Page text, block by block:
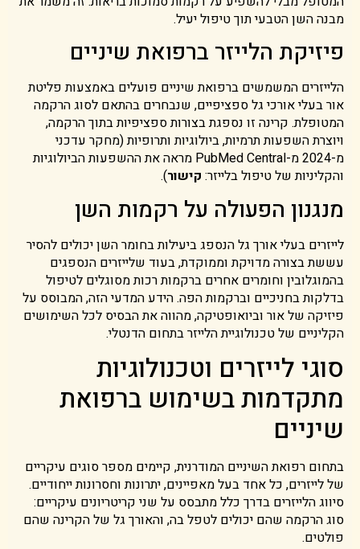
מבנה השן הטבעי תוך טיפול יעיל.
פיזיקת הלייזר ברפואת שיניים
הלייזרים המשמשים ברפואת שיניים פועלים באמצעות פליטת
אור בעלי אורכי גל ספציפיים, שנבחרים בהתאם לסוג הרקמה
המטופלת. קרינה זו נספגת בצורות ספציפיות בתוך הרקמה,
ויוצרת השפעות תרמיות, ביולוגיות ותרופיות (מחקר עדכני
מ-2024 מ-PubMed Central מראה את ההשפעות הביולוגיות
והקליניות של טיפול בלייזר: קישור).
מנגנון הפעולה על רקמות השן
לייזרים בעלי אורך גל הנספג ביעילות בחומר השן יכולים להסיר
עששת בצורה מדויקת וממוקדת, בעוד שלייזרים הנספגים
בהמוגלובין וחומרים אחרים ברקמות רכות מסוגלים לטיפול
בדלקות בחניכיים וברקמות הפה. הידע המדעי הזה, המבוסס על
פיזיקה של אור וביואופטיקה, מהווה את הבסיס לכל השימושים
הקליניים של טכנולוגיית הלייזר בתחום הדנטלי.
סוגי לייזרים וטכנולוגיות
מתקדמות בשימוש ברפואת
שיניים
בתחום רפואת השיניים המודרנית, קיימים מספר סוגים עיקריים
של לייזרים, כל אחד בעל מאפיינים, יתרונות וחסרונות ייחודיים.
סיווג הלייזרים בדרך כלל מתבסס על שני קריטריונים עיקריים:
סוג הרקמה שהם יכולים לטפל בה, והאורך גל של הקרינה שהם
פולטים.